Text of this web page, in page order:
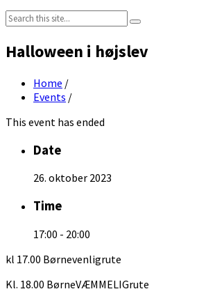
Search:
Halloween i højslev
Home /
Events /
This event has ended
Date
26. oktober 2023
Time
17:00 - 20:00
kl 17.00 Børnevenligrute
Kl. 18.00 BørneVÆMMELIGrute